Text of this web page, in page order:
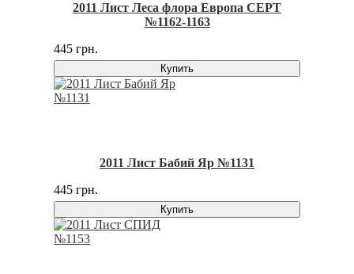
2011 Лист Леса флора Европа СЕРТ
№1162-1163
445 грн.
Купить
2011 Лист Бабий Яр №1131
445 грн.
Купить